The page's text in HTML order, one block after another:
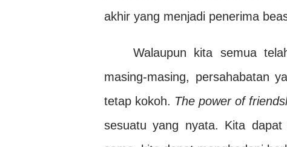
akhir yang menjadi penerima
Walaupun kita semua
masing-masing, persahabatan
tetap kokoh. The power of
sesuatu yang nyata. Kita